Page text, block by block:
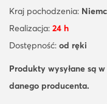
Kraj pochodzenia:
Realizacja: 24 h
Dostępność: od ręki
Produkty wysyłane są w
danego producenta.